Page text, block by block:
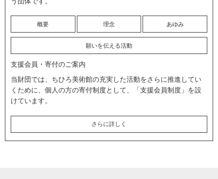
概要 理念 あゆみ
願いを伝える活動
支援会員・寄付のご案内
当財団では、ちひろ美術館の充実した活動をさらに推進してい
くために、個人の方の寄付制度として、「支援会員制度」を設
けています。
さらに詳しく